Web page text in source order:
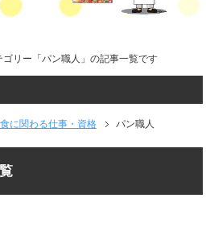
ゴリー「パン職人」の記事一覧です
食に関わる仕事・資格 パン職人